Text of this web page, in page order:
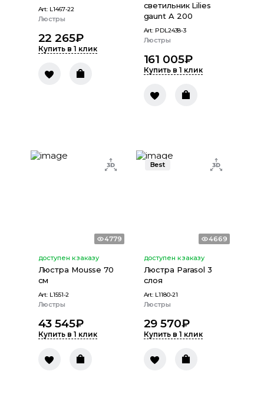
Art: L1467-22
Люстры
22 265₽
Купить в 1 клик
светильник Lilies
gaunt A 200
Art: PDL2438-3
Люстры
161 005₽
Купить в 1 клик
4779
доступен к заказу
Люстра Mousse 70
см
Art: L1551-2
Люстры
43 545₽
Купить в 1 клик
Best
4669
доступен к заказу
Люстра Parasol 3
слоя
Art: L1180-21
Люстры
29 570₽
Купить в 1 клик